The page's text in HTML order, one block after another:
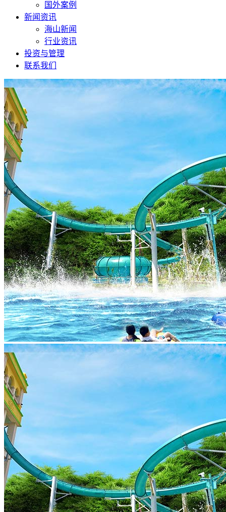
国外案例
新闻资讯
海山新闻
行业资讯
投资与管理
联系我们